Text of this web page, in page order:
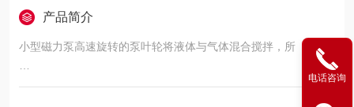
产品简介
小型磁力泵高速旋转的泵叶轮将液体与气体混合搅拌，所
以无需搅拌器和混合器。由于泵内的加压混合，气体与液体充分
电话咨询